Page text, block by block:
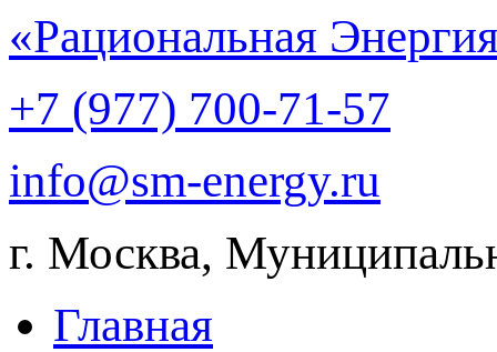
«Рациональная
+7 (977) 700-71-57
info@sm-energy.ru
г. Москва,
Главная